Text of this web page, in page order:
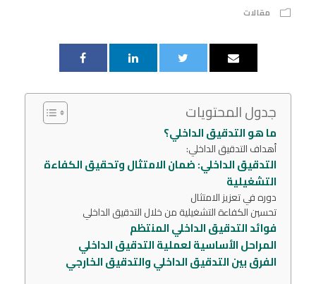
مقالات
جدول المحتويات
ما هو التدقيق الداخلي؟
أهداف التدقيق الداخلي:
التدقيق الداخلي: ضمان الامتثال وتحقيق الكفاءة
التشغيلية
دوره في تعزيز الامتثال
تحسين الكفاءة التشغيلية من خلال التدقيق الداخلي
فوائد التدقيق الداخلي المنتظم
المراحل الأساسية لعملية التدقيق الداخلي
الفرق بين التدقيق الداخلي والتدقيق الخارجي